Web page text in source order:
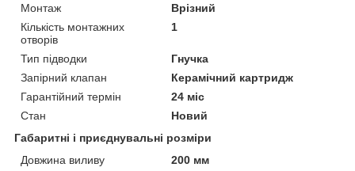
Монтаж
Врізний
Кількість монтажних
отворів
1
Тип підводки
Гнучка
Запірний клапан
Керамічний картридж
Гарантійний термін
24 міс
Стан
Новий
Габаритні і приєднувальні розміри
Довжина виливу
200 мм